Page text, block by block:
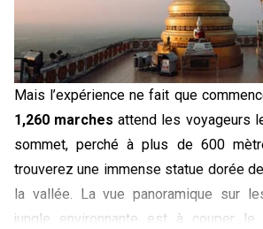
Mais l’expérience ne fait que
1,260 marches attend les voyageurs
sommet, perché à plus de 600
trouverez une immense statue dorée
la vallée. La vue panoramique sur
jungle environnante est à couper